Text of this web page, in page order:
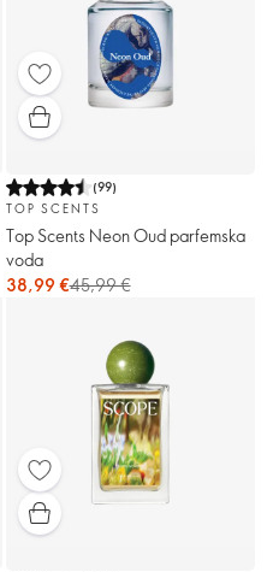
(99)
TOP SCENTS
Top Scents Neon Oud parfemska
voda
38,99 €45,99 €